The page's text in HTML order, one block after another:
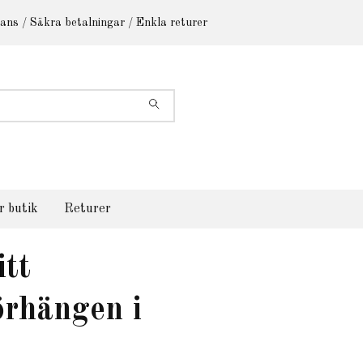
/ Säkra betalningar / Enkla returer
butik Returer
i